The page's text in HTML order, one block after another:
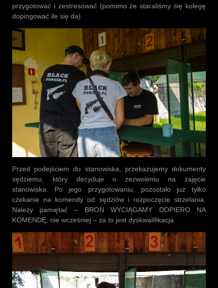
przygotować i zestresować (pomimo że staraliśmy się kolegę
dopingować ile się da)
Przed podejściem do stanowiska, przekazujemy dokumenty
sędziemu, który decyduje o zezwoleniu na zajęcie
stanowiska. Po jego przygotowaniu, pozostało już tylko
czekanie na komendy od sędziów i rozpoczęcie strzelania.
Należy pamiętać – BROŃ WYCIĄGAMY DOPIERO NA
KOMENDĘ, nie wcześniej – za to jest dyskwalifikacja.